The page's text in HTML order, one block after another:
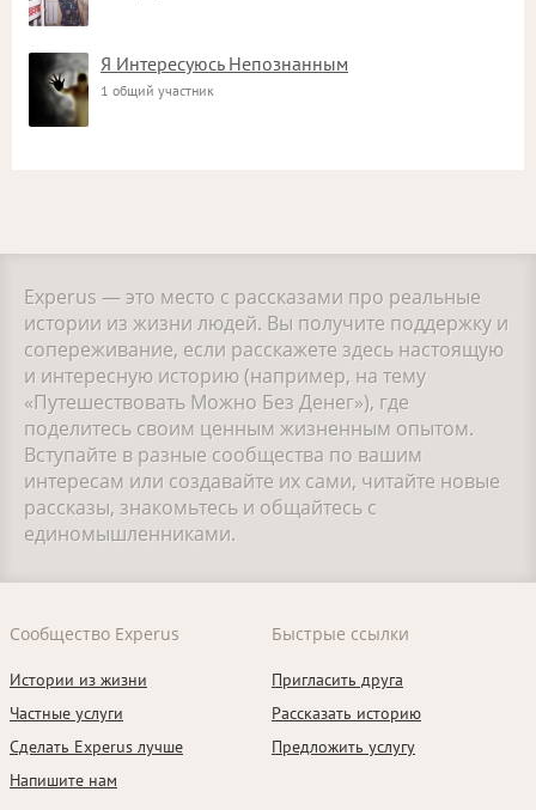
Я Интересуюсь Непознанным
1 общий участник
Experus — это место с рассказами про реальные
истории из жизни людей. Вы получите поддержку и
сопереживание, если расскажете здесь настоящую
и интересную историю (например, на тему
«Путешествовать Можно Без Денег»), где
поделитесь своим ценным жизненным опытом.
Вступайте в разные сообщества по вашим
интересам или создавайте их сами, читайте новые
рассказы, знакомьтесь и общайтесь с
единомышленниками.
Сообщество Experus
Истории из жизни
Частные услуги
Сделать Experus лучше
Напишите нам
Быстрые ссылки
Пригласить друга
Рассказать историю
Предложить услугу